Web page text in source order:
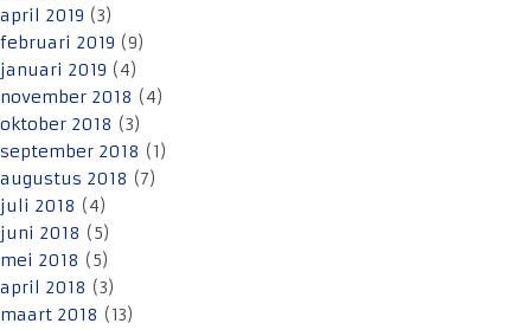
april 2019 (3)
februari 2019 (9)
januari 2019 (4)
november 2018 (4)
oktober 2018 (3)
september 2018 (1)
augustus 2018 (7)
juli 2018 (4)
juni 2018 (5)
mei 2018 (5)
april 2018 (3)
maart 2018 (13)